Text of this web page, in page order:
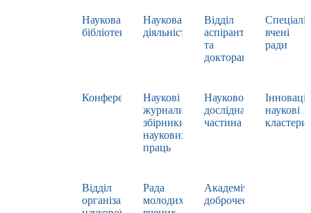
Наукова
бібліотека
Наукова
діяльність
Відділ
аспірантури
та
докторантури
вчені
ради
Конференції
Наукові
журнали,
збірники
наукових
праць
Науково-
дослідна
частина
наукові
кластери
Відділ
організації
Рада
молодих
Академічна
доброчесність